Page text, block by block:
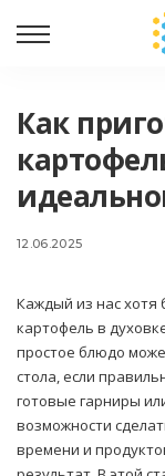
Как
12.06.2025
Каждый из нас хотя
картофель в
простое блюдо
стола, если
готовые гарниры
возможности
времени и